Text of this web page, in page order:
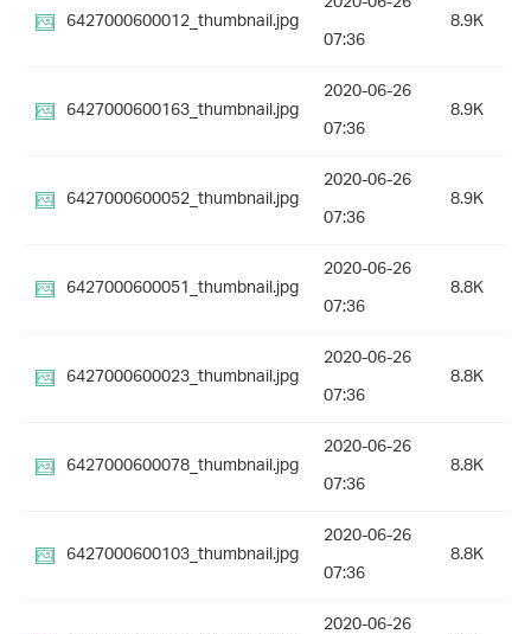
6427000600012_thumbnail.jpg
07:36
8.9K
6427000600163_thumbnail.jpg
2020-06-26
07:36
8.9K
6427000600052_thumbnail.jpg
2020-06-26
07:36
8.9K
6427000600051_thumbnail.jpg
2020-06-26
07:36
8.8K
6427000600023_thumbnail.jpg
2020-06-26
07:36
8.8K
6427000600078_thumbnail.jpg
2020-06-26
07:36
8.8K
6427000600103_thumbnail.jpg
2020-06-26
07:36
8.8K
2020-06-26